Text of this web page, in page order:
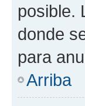
posible.
donde
para
Arriba